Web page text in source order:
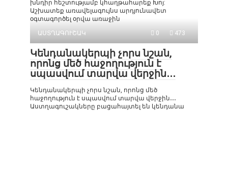
խնդիր հեշտությամբ կհաղթահարեք Խոյ:
Աշխատեք առավելագույնս արդյունավետ
օգտագործել օրվա առաջին
ԱՍՏՂԱԳՈՒՇԱԿ
0 473
Կենդանակերպի չորս նշան,
որոնց մեծ հաջողություն է
սպասվում տարվա վերջին․․․
Կենդանակերպի չորս նշան, որոնց մեծ
հաջողություն է սպասվում տարվա վերջին․․․
Աստղագուշակները բացահայտել են կենդանա